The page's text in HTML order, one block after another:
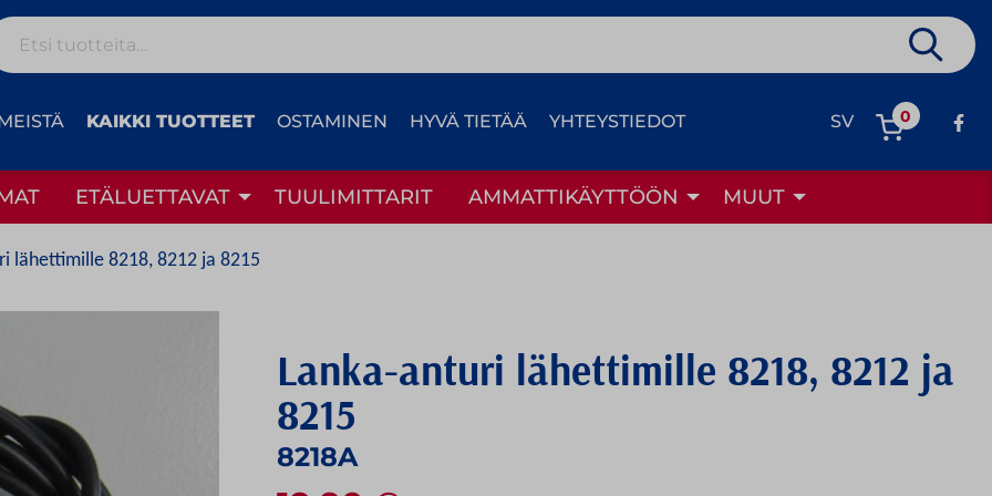
Etsi:
KAIKKI TUOTTEET OSTAMINEN HYVÄ TIETÄÄ YHTEYSTIEDOT SV 0
ETÄLUETTAVAT TUULIMITTARIT AMMATTIKÄYTTÖÖN MUUT
lähettimille 8218, 8212 ja 8215
Lanka-anturi lähettimille 8218, 8212 ja
8215
8218A